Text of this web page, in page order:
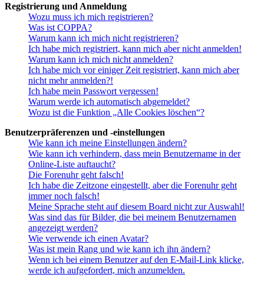
Registrierung und Anmeldung
Wozu muss ich mich registrieren?
Was ist COPPA?
Warum kann ich mich nicht registrieren?
Ich habe mich registriert, kann mich aber nicht anmelden!
Warum kann ich mich nicht anmelden?
Ich habe mich vor einiger Zeit registriert, kann mich aber
nicht mehr anmelden?!
Ich habe mein Passwort vergessen!
Warum werde ich automatisch abgemeldet?
Wozu ist die Funktion „Alle Cookies löschen“?
Benutzerpräferenzen und -einstellungen
Wie kann ich meine Einstellungen ändern?
Wie kann ich verhindern, dass mein Benutzername in der
Online-Liste auftaucht?
Die Forenuhr geht falsch!
Ich habe die Zeitzone eingestellt, aber die Forenuhr geht
immer noch falsch!
Meine Sprache steht auf diesem Board nicht zur Auswahl!
Was sind das für Bilder, die bei meinem Benutzernamen
angezeigt werden?
Wie verwende ich einen Avatar?
Was ist mein Rang und wie kann ich ihn ändern?
Wenn ich bei einem Benutzer auf den E-Mail-Link klicke,
werde ich aufgefordert, mich anzumelden.